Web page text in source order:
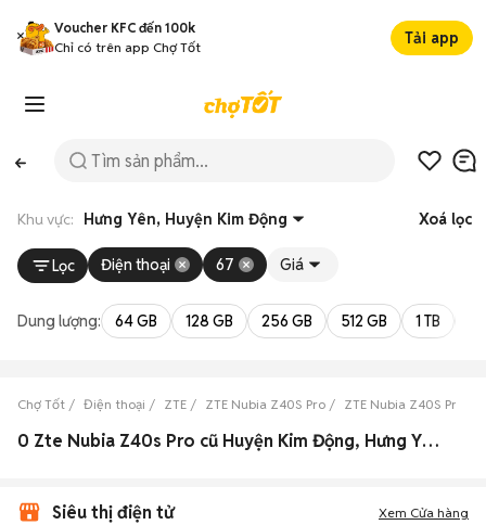
Voucher KFC đến 100k
Chỉ có trên app Chợ Tốt
Tải app
Khu vực: Hưng Yên, Huyện Kim Động Xoá lọc
Lọc Điện thoại 67 Giá
Dung lượng: 64 GB 128 GB 256 GB 512 GB 1 TB
Chợ Tốt Điện thoại ZTE ZTE Nubia Z40S Pro ZTE Nubia Z40S Pro
0 Zte Nubia Z40s Pro cũ Huyện Kim Động, Hưng Yên đẹp
Siêu thị điện tử Xem Cửa hàng